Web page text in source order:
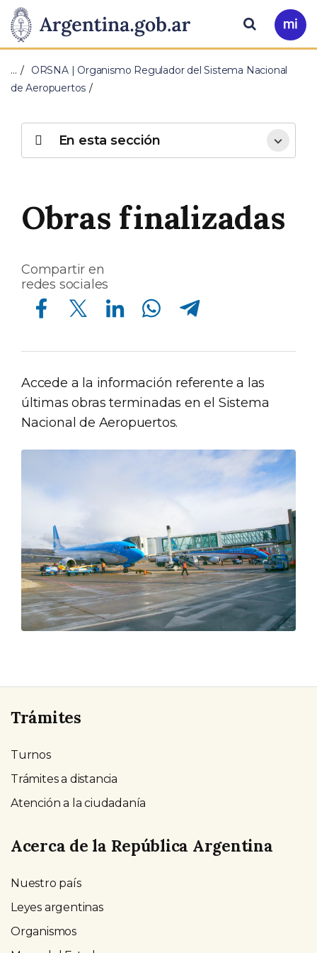
Presidencia
de
la
Nación
Pasar al contenido principal
Ir
a
Buscar
…
ORSNA | Organismo Regulador del Sistema Nacional
de Aeropuertos
Obras finalizadas
Compartir en
redes sociales
Compartir en Facebook Compartir en Twitter Compartir en Linkedin Compartir en Whatsapp Compartir en Telegram
Accede a la información referente a las
últimas obras terminadas en el Sistema
Nacional de Aeropuertos.
En esta sección
Trámites
Turnos
Trámites a distancia
Atención a la ciudadanía
Acerca de la República Argentina
Nuestro país
Leyes argentinas
Organismos